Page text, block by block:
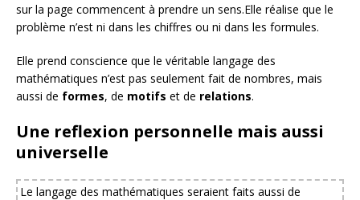
sur la page commencent à prendre un sens.Elle réalise que le
problème n’est ni dans les chiffres ou ni dans les formules.
Elle prend conscience que le véritable langage des
mathématiques n’est pas seulement fait de nombres, mais
aussi de formes, de motifs et de relations.
Une reflexion personnelle mais aussi
universelle
Le langage des mathématiques seraient faits aussi de